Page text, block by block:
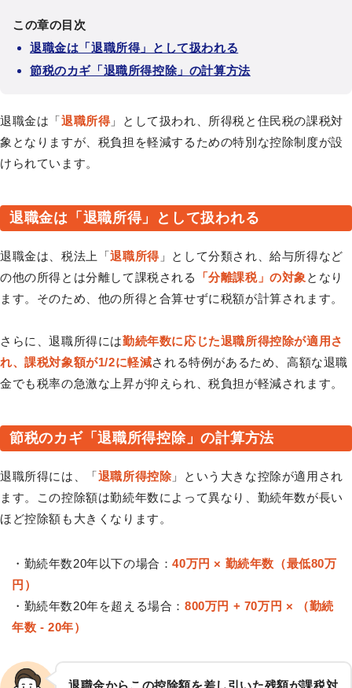
この章の目次
退職金は「退職所得」として扱われる
節税のカギ「退職所得控除」の計算方法
退職金は「退職所得」として扱われ、所得税と住民税の課税対
象となりますが、税負担を軽減するための特別な控除制度が設
けられています。
退職金は「退職所得」として扱われる
退職金は、税法上「退職所得」として分類され、給与所得など
の他の所得とは分離して課税される
「分離課税」の対象 となり
ます。そのため、他の所得と合算せずに税額が計算されます。
さらに、退職所得には勤続年数に応じた退職所得控除が適用さ
れ、課税対象額が1/2に軽減される特例があるため、高額な退職
金でも税率の急激な上昇が抑えられ、税負担が軽減されます。
節税のカギ「退職所得控除」の計算方法
退職所得には、「退職所得控除 」という大きな控除が適用され
ます。この控除額は勤続年数によって異なり、勤続年数が長い
ほど控除額も大きくなります。
・勤続年数20年以下の場合：40万円 × 勤続年数（最低80万
円）
・勤続年数20年を超える場合： 800万円 + 70万円 × （勤続
年数 - 20年）